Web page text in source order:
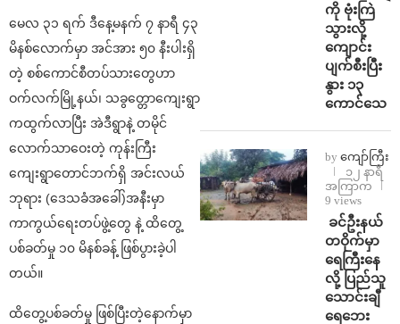
မေလ ၃၁ ရက် ဒီနေ့မနက် ၇ နာရီ ၄၃
မိနစ်လောက်မှာ အင်အား ၅၀ နီးပါးရှိ
တဲ့ စစ်ကောင်စီတပ်သားတွေဟာ
ဝက်လက်မြို့နယ်၊ သခွတ္တောကျေးရွာ
ကထွက်လာပြီး အဲဒီရွာနဲ့ တမိုင်
လောက်သာဝေးတဲ့ ကုန်းကြီး
ကျေးရွာတောင်ဘက်ရှိ အင်းလယ်
ဘုရား (ဒေသခံအခေါ်)အနီးမှာ
ကာကွယ်ရေးတပ်ဖွဲ့တွေ နဲ့ ထိတွေ့
ပစ်ခတ်မှု ၁၀ မိနစ်ခန့် ဖြစ်ပွားခဲ့ပါ
တယ်။
ထိတွေ့ပစ်ခတ်မှု ဖြစ်ပြီးတဲ့နောက်မှာ
ကို ဗုံးကြဲ
သွားလို့
ကျောင်း
ပျက်စီးပြီး
နွား ၁၃
ကောင်သေ
by ကျော်ကြီး
၁၂ နာရီ
အကြာက
9 views
⁩ ⁨ခင်ဦးနယ်
တဝိုက်မှာ
ရေကြီးနေ
လို့ ပြည်သူ
သောင်းချီ
ရေဘေး